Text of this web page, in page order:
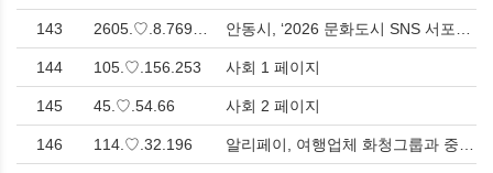
143
144 105.♡.156.253 사회 1 페이지
145 45.♡.54.66 사회 2 페이지
146 114.♡.32.196